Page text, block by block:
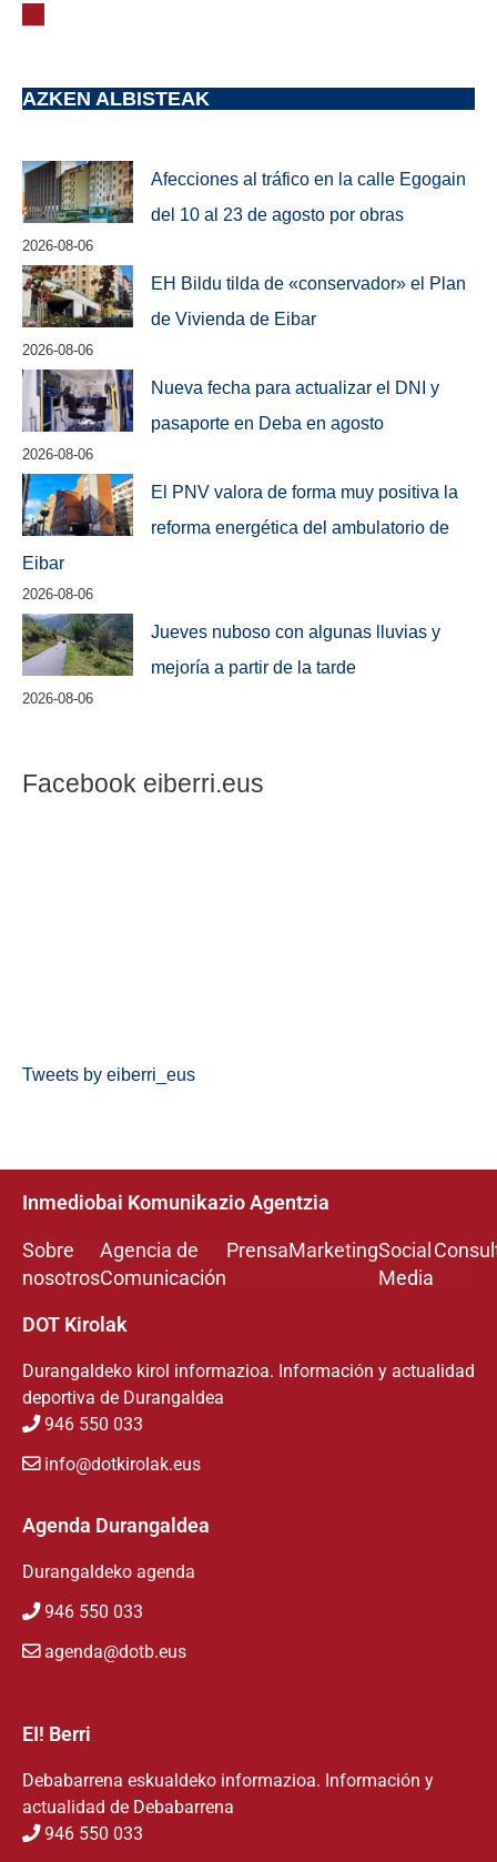
AZKEN ALBISTEAK
Afecciones al tráfico en la calle Egogain
del 10 al 23 de agosto por obras
2026-08-06
EH Bildu tilda de «conservador» el Plan
de Vivienda de Eibar
2026-08-06
Nueva fecha para actualizar el DNI y
pasaporte en Deba en agosto
2026-08-06
El PNV valora de forma muy positiva la
reforma energética del ambulatorio de
Eibar
2026-08-06
Jueves nuboso con algunas lluvias y
mejoría a partir de la tarde
2026-08-06
Facebook eiberri.eus
Tweets by eiberri_eus
Inmediobai Komunikazio Agentzia
Sobre
nosotros
Agencia de
Comunicación
PrensaMarketingSocial
Media
DOT Kirolak
Durangaldeko kirol informazioa. Información y actualidad
deportiva de Durangaldea
946 550 033
info@dotkirolak.eus
Agenda Durangaldea
Durangaldeko agenda
946 550 033
agenda@dotb.eus
EI! Berri
Debabarrena eskualdeko informazioa. Información y
actualidad de Debabarrena
946 550 033